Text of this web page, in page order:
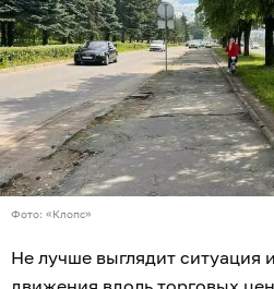
Фото: «Клопс»
Не лучше выглядит ситуация